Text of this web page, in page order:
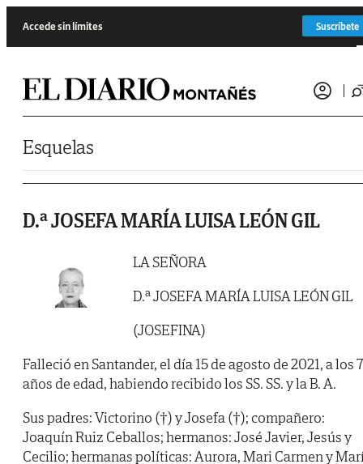
Accede sin límites Suscríbete
Esquelas
D.ª JOSEFA MARÍA LUISA LEÓN GIL
LA SEÑORA
D.ª JOSEFA MARÍA LUISA LEÓN GIL
(JOSEFINA)
Falleció en Santander, el día 15 de agosto de 2021, a los
años de edad, habiendo recibido los SS. SS. y la B. A.
Sus padres: Victorino (†) y Josefa (†); compañero:
Joaquín Ruiz Ceballos; hermanos: José Javier, Jesús y
Cecilio; hermanas políticas: Aurora, Mari Carmen y